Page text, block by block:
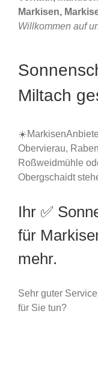
Markisen,
Willkommen auf
Miltach
Obervierau,
Roßweidmühle
Obergschaidt
Ihr ✅
für
mehr.
Sehr guter
für Sie tun?